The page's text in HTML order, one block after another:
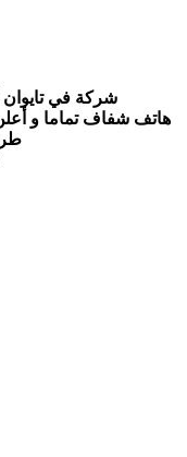
شركة في
هاتف شفاف تماما و